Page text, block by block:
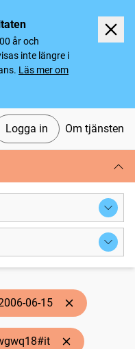
år och
inte längre i
Läs mer om
Logga in Om tjänsten
06-15